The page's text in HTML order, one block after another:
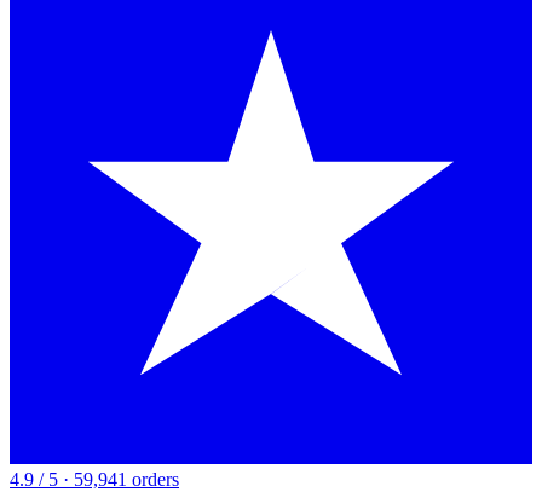
4.9 / 5 · 59,941 orders